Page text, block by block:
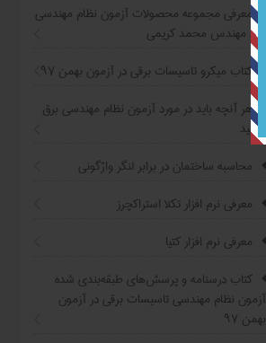
معرفی مجموعه محصولات آزمون نظام مهندسی
برق مهندس محمد کریمی
کتاب ميکرو تاسيسات برقي در آزمون بهمن ۹۷
هر آنچه بايد در مورد آزمون نظام مهندسي برق
بدانيد
محاسبه ساختمان در برابر لنگر واژگونی
معرفی نرم افزار تکلا استراکچرز
معرفی نرم افزار کتیا
کتاب درسنامه و پرسش‌های طبقه‌بندی شده
آزمون نظام مهندسی تاسیسات برقی در آزمون
بهمن ۹۷